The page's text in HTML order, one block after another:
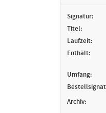
Signatur:
Titel:
Laufzeit:
Enthält:
Umfang:
Archiv: